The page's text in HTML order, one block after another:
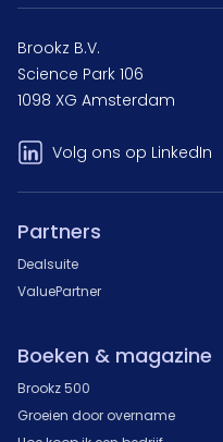
Brookz B.V.
Science Park 106
1098 XG Amsterdam
Volg ons op LinkedIn
Partners
Dealsuite
ValuePartner
Boeken & magazine
Brookz 500
Groeien door overname